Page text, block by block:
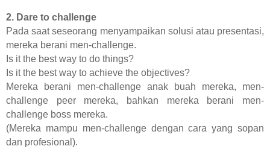
2. Dare to challenge
Pada saat seseorang menyampaikan solusi atau presentasi,
mereka berani men-challenge.
Is it the best way to do things?
Is it the best way to achieve the objectives?
Mereka berani men-challenge anak buah mereka, men-
challenge peer mereka, bahkan mereka berani men-
challenge boss mereka.
(Mereka mampu men-challenge dengan cara yang sopan
dan profesional).